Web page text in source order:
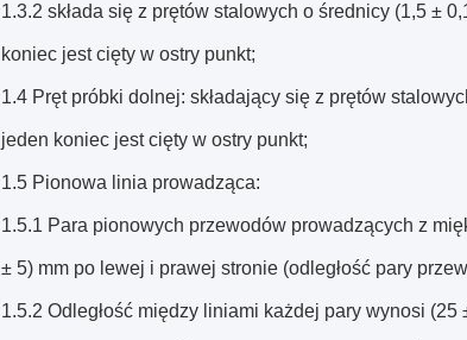
1.3.2 składa się z prętów stalowych o średnicy (1,5 ±
koniec jest cięty w ostry punkt;
1.4 Pręt próbki dolnej: składający się z prętów
jeden koniec jest cięty w ostry punkt;
1.5 Pionowa linia prowadząca:
1.5.1 Para pionowych przewodów prowadzących z
± 5) mm po lewej i prawej stronie (odległość pary
1.5.2 Odległość między liniami każdej pary wynosi (25